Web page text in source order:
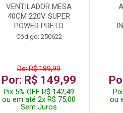
VENTILADOR MESA
40CM 220V SUPER
POWER PRETO
Código: 250622
De: R$ 189,99
Por: R$ 149,99
Pix 5% OFF R$ 142,49
ou em até 2x R$ 75,00
Sem Juros
ou